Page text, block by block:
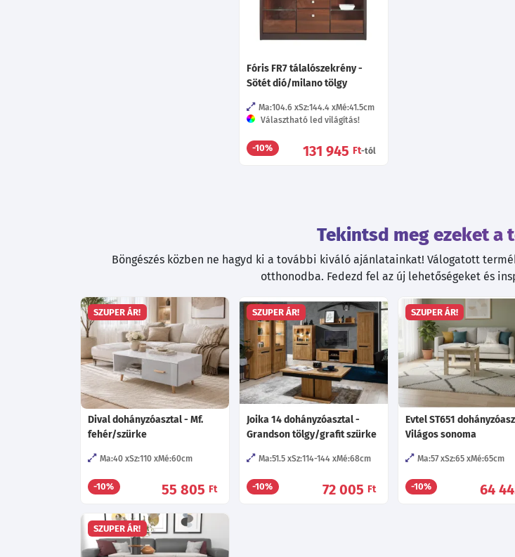
Fóris FR7 tálalószekrény -
Sötét dió/milano tölgy
Ma:104.6 Sz:144.4 Mé:41.5cm
Választható led világítás!
-10% 131 945 Ft-tól
Tekintsd meg ezeket a
Böngészés közben ne hagyd ki a további kiváló ajánlatainkat! Válogatott
otthonodba. Fedezd fel az új lehetőségeket és
SZUPER ÁR!
Dival dohányzóasztal - Mf.
fehér/szürke
Ma:40 Sz:110 Mé:60cm
-10% 55 805 Ft
SZUPER ÁR!
Joika 14 dohányzóasztal -
Grandson tölgy/grafit szürke
Ma:51.5 Sz:114-144 Mé:68cm
-10% 72 005 Ft
SZUPER ÁR!
Evtel ST651
Világos sonoma
Ma:57 Sz:65 Mé:65cm
-10% 64
SZUPER ÁR!